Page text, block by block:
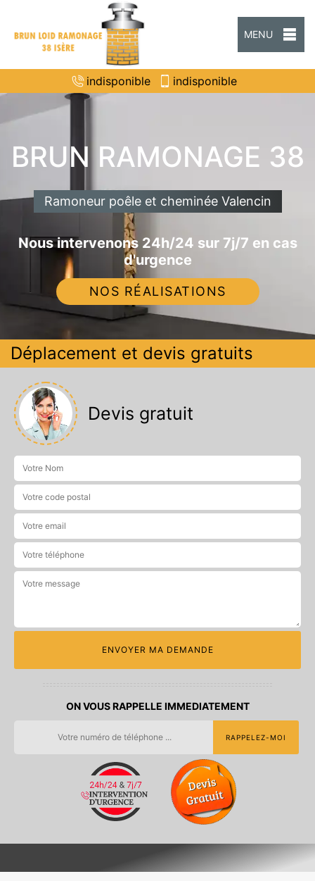
MENU
indisponible indisponible
BRUN RAMONAGE 38
Ramoneur poêle et cheminée Valencin
Nous intervenons 24h/24 sur 7j/7 en cas
d'urgence
NOS RÉALISATIONS
Déplacement et devis gratuits
Devis gratuit
ON VOUS RAPPELLE IMMEDIATEMENT